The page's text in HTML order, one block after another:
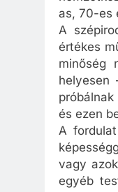
as, 70-es
A
értékes
minőség
helyesen
és ezen
A
vagy
egyéb